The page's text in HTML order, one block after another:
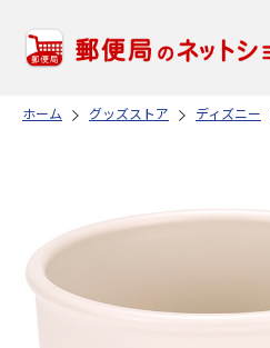
ホーム グッズストア ディズニー